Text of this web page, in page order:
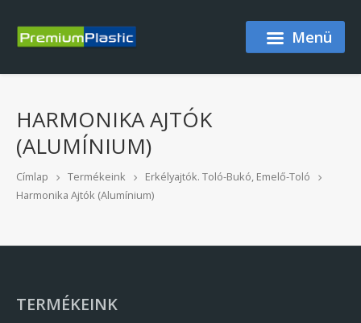
Menü
HARMONIKA AJTÓK
(ALUMÍNIUM)
Címlap Termékeink
Erkélyajtók. Toló-Bukó, Emelő-Toló
Harmonika Ajtók (alumínium)
TERMÉKEINK